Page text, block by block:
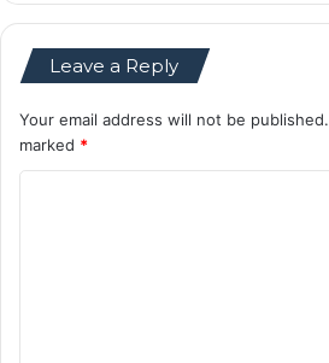
Leave a Reply
Your email address will not be published.
marked *